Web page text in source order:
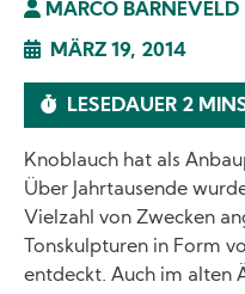
MARCO BARNEVELD
MÄRZ 19, 2014
LESEDAUER 2
Knoblauch hat als
Über Jahrtausende
Vielzahl von Zwecken
Tonskulpturen in Form
entdeckt. Auch im alten